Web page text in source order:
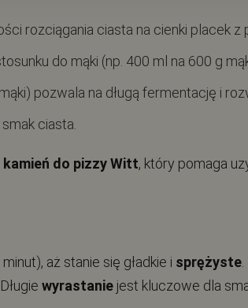
rozciągania ciasta na cienki placek z
do mąki (np. 400 ml na 600 g
pozwala na długą fermentację i
ciasta.
kamień do pizzy Witt, który pomaga
aż stanie się gładkie i sprężyste
wyrastanie jest kluczowe dla